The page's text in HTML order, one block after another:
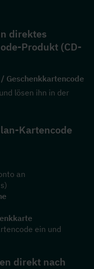
direktes
Produkt (CD-
/ Geschenkkartencode
lösen ihn in der
Kartencode
an
ein und
direkt nach